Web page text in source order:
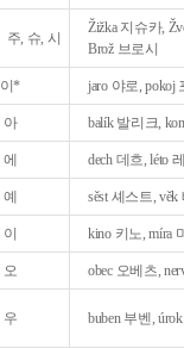
주, 슈, 시
Žižka 지슈카,
Brož 브로시
이* jaro 야로, pokoj
아 balík 발리크,
에 dech 데흐, léto
예 sěst 셰스트, věk
이 kino 키노, míra
오 obec 오베츠,
우 buben 부벤,